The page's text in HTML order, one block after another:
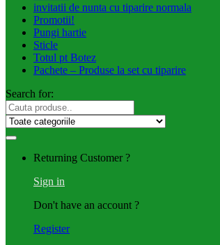
invitatii de nunta cu tiparire normala
Promotii!
Pungi hartie
Sticle
Totul pt Botez
Pachete – Produse la set cu tiparire
Search for:
Returning Customer ?
Sign in
Don't have an account ?
Register